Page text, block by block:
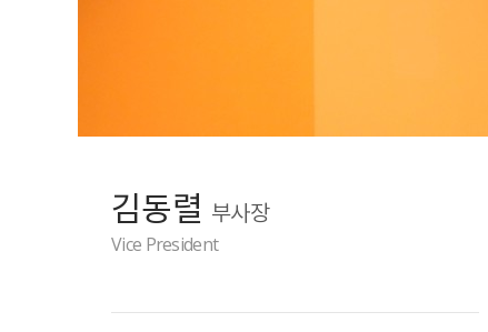
김동렬 부사장
Vice President